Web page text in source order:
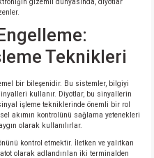
gizemli dünyasında, diyotlar
Teknikleri
bir bileşenidir. Bu sistemler, bilgiyi
kullanır. Diyotlar, bu sinyallerin
işleme tekniklerinde önemli bir rol
akımın kontrolünü sağlama yetenekleri
olarak kullanılırlar.
kontrol etmektir. İletken ve yalıtkan
olarak adlandırılan iki terminalden